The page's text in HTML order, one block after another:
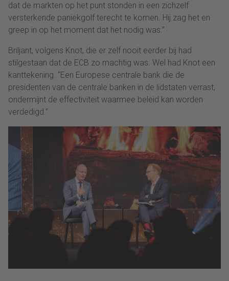
dat de markten op het punt stonden in een zichzelf
versterkende paniekgolf terecht te komen. Hij zag het en
greep in op het moment dat het nodig was.”
Briljant, volgens Knot, die er zelf nooit eerder bij had
stilgestaan dat de ECB zo machtig was. Wel had Knot een
kanttekening. “Een Europese centrale bank die de
presidenten van de centrale banken in de lidstaten verrast,
ondermijnt de effectiviteit waarmee beleid kan worden
verdedigd.”